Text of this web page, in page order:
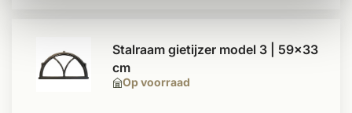
Op voorraad
Stalraam gietijzer model 3 | 59x33
cm